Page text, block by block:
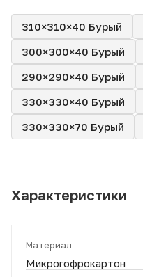
310×310×40 Бурый
300×300×40 Бурый
290×290×40 Бурый
330×330×40 Бурый
330×330×70 Бурый
Характеристики
Материал
Микрогофрокартон